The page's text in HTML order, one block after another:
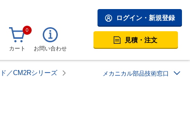
ログイン・新規登録
0
カート お問い合わせ
見積・注文
／CM2Rシリーズ
メカニカル部品技術窓口